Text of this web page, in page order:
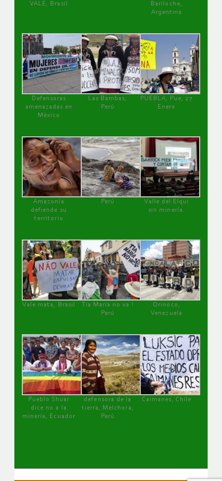
VALE, Brasil
Bariloche,
Argentina
Defensoras
amenazadas en
México
Las Bambas,
Perú
PUEBLA, Pue, 27
Enero
Amazonía
defiende su
territorio
Perú
Valle del Elqui
sin minería.
Vale mata, Brasil
Tía María no va !
Perú
Orinoco,
Venezuela
Pueblo Shuar
dice no a la
minería, Ecuador
defensora de la
tierra, Melchora,
Perú
Caimanes, Chile